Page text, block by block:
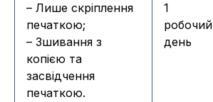
– Лише скріплення
печаткою;
– Зшивання з
копією та
засвідчення
печаткою.
1
робочий
день